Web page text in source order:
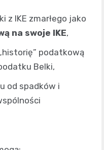
z IKE zmarłego jako
na swoje IKE,
podatkową
Belki,
od spadków i